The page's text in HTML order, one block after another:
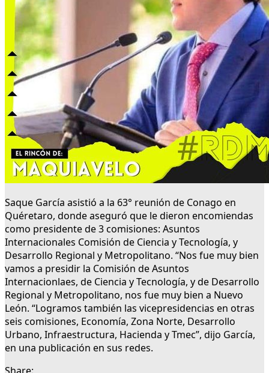
Saque García asistió a la 63° reunión de Conago en
Quéretaro, donde aseguró que le dieron encomiendas
como presidente de 3 comisiones: Asuntos
Internacionales Comisión de Ciencia y Tecnología, y
Desarrollo Regional y Metropolitano. “Nos fue muy bien
vamos a presidir la Comisión de Asuntos
Internacionlaes, de Ciencia y Tecnología, y de Desarrollo
Regional y Metropolitano, nos fue muy bien a Nuevo
León. “Logramos también las vicepresidencias en otras
seis comisiones, Economía, Zona Norte, Desarrollo
Urbano, Infraestructura, Hacienda y Tmec”, dijo García,
en una publicación en sus redes.